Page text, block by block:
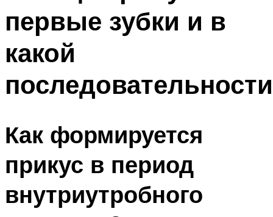
первые зубки и в
какой
последовательности
Как формируется
прикус в период
внутриутробного